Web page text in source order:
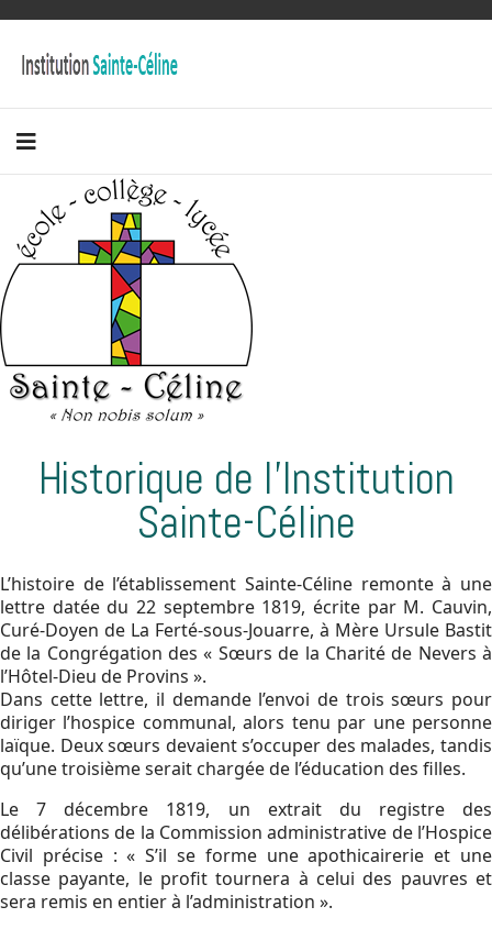
Historique de l'Institution
Sainte-Céline
L’histoire de l’établissement Sainte-Céline remonte à une
lettre datée du 22 septembre 1819, écrite par M. Cauvin,
Curé-Doyen de La Ferté-sous-Jouarre, à Mère Ursule Bastit
de la Congrégation des « Sœurs de la Charité de Nevers à
l’Hôtel-Dieu de Provins ».
Dans cette lettre, il demande l’envoi de trois sœurs pour
diriger l’hospice communal, alors tenu par une personne
laïque. Deux sœurs devaient s’occuper des malades, tandis
qu’une troisième serait chargée de l’éducation des filles.
Le 7 décembre 1819, un extrait du registre des
délibérations de la Commission administrative de l’Hospice
Civil précise : « S’il se forme une apothicairerie et une
classe payante, le profit tournera à celui des pauvres et
sera remis en entier à l’administration ».